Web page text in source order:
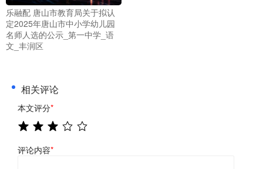
乐融配 唐山市教育局关于拟认
定2025年唐山市中小学幼儿园
名师人选的公示_第一中学_语
文_丰润区
相关评论
本文评分*
评论内容*